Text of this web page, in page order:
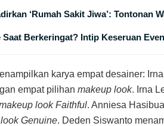
‘Rumah Sakit Jiwa’: Tontonan
Saat Berkeringat? Intip Keseruan
karya empat desainer:
empat pilihan makeup look. Irna
look Faithful. Anniesa
Genuine. Deden Siswanto